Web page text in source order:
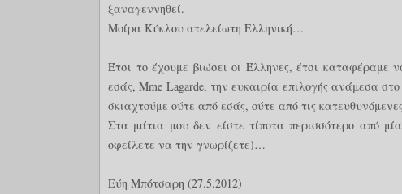
ξαναγεννηθεί.
Μοίρα Κύκλου ατελείωτη Ελληνική…
Έτσι το έχουμε βιώσει οι Έλληνες, έτσι
εσάς, Mme Lagarde, την ευκαιρία επιλογής ανάμεσα
σκιαχτούμε ούτε από εσάς, ούτε από τις
Στα μάτια μου δεν είστε τίποτα περισσότερο από
οφείλετε να την γνωρίζετε)…
Εύη Μπότσαρη (27.5.2012)